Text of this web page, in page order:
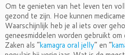
Om te genieten van het leven ten
gezond te zijn. Hoe kunnen
Waarschijnlijk heb je al iets over
geneesmiddelen worden gebruikt
Zaken als “kamagra oral jelly” en “